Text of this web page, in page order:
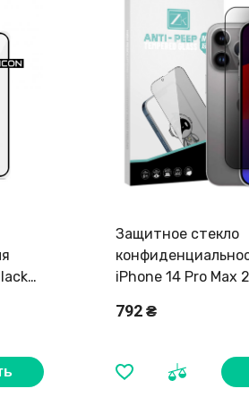
Защитное стекло
iPhone 14 Pro Max
Static]
792 ₴